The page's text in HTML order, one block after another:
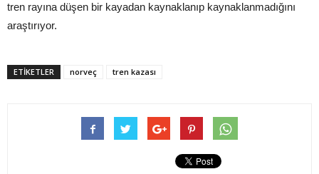
tren rayına düşen bir kayadan kaynaklanıp kaynaklanmadığını
araştırıyor.
ETIKETLER norveç tren kazası